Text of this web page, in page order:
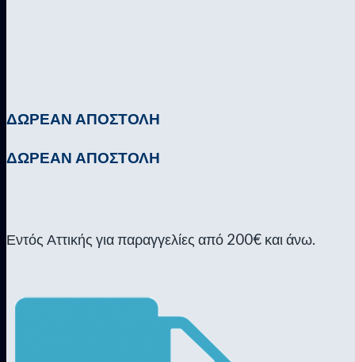
ΔΩΡΕΑΝ ΑΠΟΣΤΟΛΗ
ΔΩΡΕΑΝ ΑΠΟΣΤΟΛΗ
Εντός Αττικής για παραγγελίες από 200€ και άνω.